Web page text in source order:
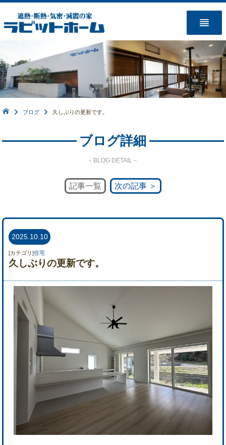
ブログ 久しぶりの更新です。
ブログ詳細
－BLOG DETAIL－
記事一覧 次の記事 ＞
2025.10.10
[カテゴリ]住宅
久しぶりの更新です。